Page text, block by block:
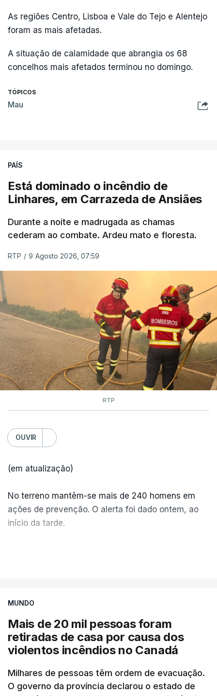
As regiões Centro, Lisboa e Vale do Tejo e Alentejo
foram as mais afetadas.
A situação de calamidade que abrangia os 68
concelhos mais afetados terminou no domingo.
TÓPICOS
Mau
PAÍS
Está dominado o incêndio de
Linhares, em Carrazeda de Ansiães
Durante a noite e madrugada as chamas
cederam ao combate. Ardeu mato e floresta.
RTP / 9 Agosto 2026, 07:59
RTP
OUVIR
(em atualização)
No terreno mantêm-se mais de 240 homens em
ações de prevenção. O alerta foi dado ontem, ao
início da tarde.
MUNDO
Mais de 20 mil pessoas foram
retiradas de casa por causa dos
violentos incêndios no Canadá
Milhares de pessoas têm ordem de evacuação.
O governo da província declarou o estado de